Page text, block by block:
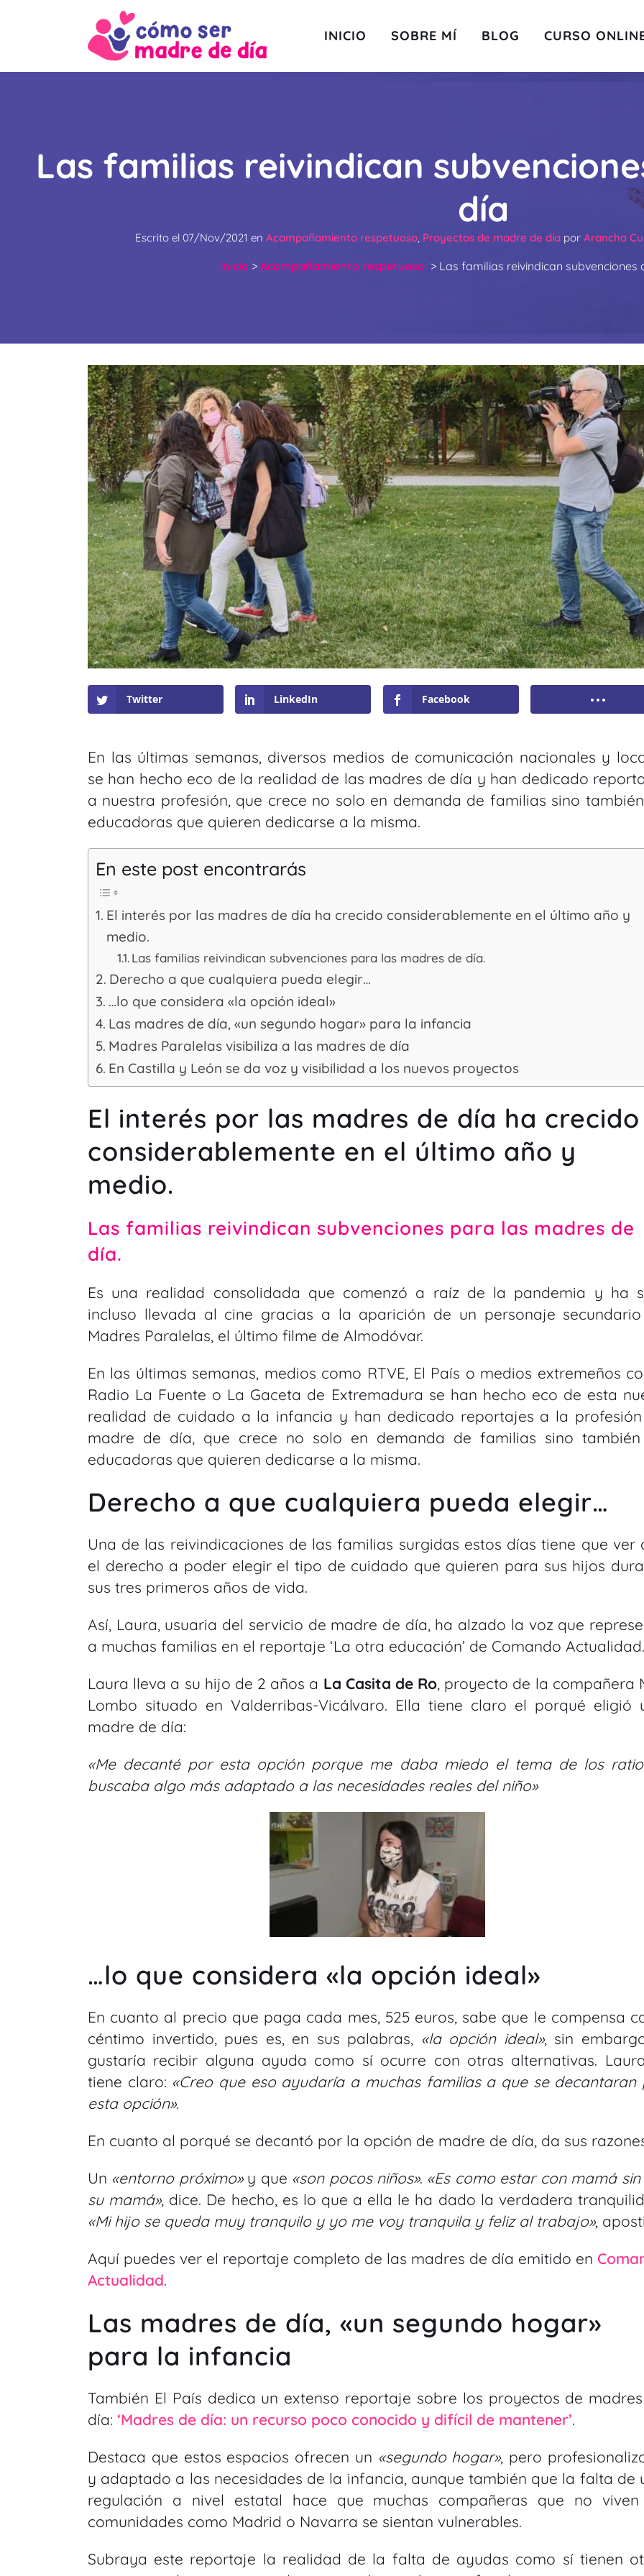
INICIO SOBRE MÍ BLOG CURSO
Las familias reivindican
día
Escrito el 07/Nov/2021 en Acompañamiento respetuoso, Proyectos de madre de día por Arancha
Inicio> Acompañamiento respetuoso > Las familias reivindican subvenciones
Twitter LinkedIn Facebook
En las últimas semanas, diversos medios de comunicación nacionales y
se han hecho eco de la realidad de las madres de día y han dedicado
a nuestra profesión, que crece no solo en demanda de familias sino
educadoras que quieren dedicarse a la misma.
En este post encontrarás
El interés por las madres de día ha crecido considerablemente en el último año y
medio.
Las familias reivindican subvenciones para las madres de día.
Derecho a que cualquiera pueda elegir…
…lo que considera «la opción ideal»
Las madres de día, «un segundo hogar» para la infancia
Madres Paralelas visibiliza a las madres de día
En Castilla y León se da voz y visibilidad a los nuevos proyectos
El interés por las madres de día ha crecido
considerablemente en el último año y
medio.
Las familias reivindican subvenciones para las madres de
día.
Es una realidad consolidada que comenzó a raíz de la pandemia y ha
incluso llevada al cine gracias a la aparición de un personaje
Madres Paralelas, el último filme de Almodóvar.
En las últimas semanas, medios como RTVE, El País o medios extremeños
Radio La Fuente o La Gaceta de Extremadura se han hecho eco de esta
realidad de cuidado a la infancia y han dedicado reportajes a la
madre de día, que crece no solo en demanda de familias sino
educadoras que quieren dedicarse a la misma.
Derecho a que cualquiera pueda elegir…
Una de las reivindicaciones de las familias surgidas estos días tiene que ver
el derecho a poder elegir el tipo de cuidado que quieren para sus hijos
sus tres primeros años de vida.
Así, Laura, usuaria del servicio de madre de día, ha alzado la voz que
a muchas familias en el reportaje ‘La otra educación’ de Comando Actualidad.
Laura lleva a su hijo de 2 años a La Casita de Ro, proyecto de la compañera
Lombo situado en Valderribas-Vicálvaro. Ella tiene claro el porqué eligió
madre de día:
«Me decanté por esta opción porque me daba miedo el tema de los
buscaba algo más adaptado a las necesidades reales del niño»
…lo que considera «la opción ideal»
En cuanto al precio que paga cada mes, 525 euros, sabe que le compensa
céntimo invertido, pues es, en sus palabras, «la opción ideal», sin
gustaría recibir alguna ayuda como sí ocurre con otras alternativas.
tiene claro: «Creo que eso ayudaría a muchas familias a que se decantaran
esta opción».
En cuanto al porqué se decantó por la opción de madre de día, da sus
Un «entorno próximo»y que «son pocos niños». «Es como estar con mamá sin
su mamá», dice. De hecho, es lo que a ella le ha dado la verdadera
«Mi hijo se queda muy tranquilo y yo me voy tranquila y feliz al trabajo»,
Aquí puedes ver el reportaje completo de las madres de día emitido en
Actualidad.
Las madres de día, «un segundo hogar»
para la infancia
También El País dedica un extenso reportaje sobre los proyectos de
día: ‘Madres de día: un recurso poco conocido y difícil de mantener’.
Destaca que estos espacios ofrecen un «segundo hogar», pero
y adaptado a las necesidades de la infancia, aunque también que la falta de
regulación a nivel estatal hace que muchas compañeras que no
comunidades como Madrid o Navarra se sientan vulnerables.
Subraya este reportaje la realidad de la falta de ayudas como sí tienen